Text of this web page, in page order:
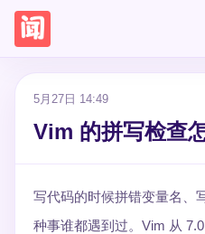
5月27日 14:49
Vim 的拼写检查
写代码的时候拼错变量名、
种事谁都遇到过。Vim 从